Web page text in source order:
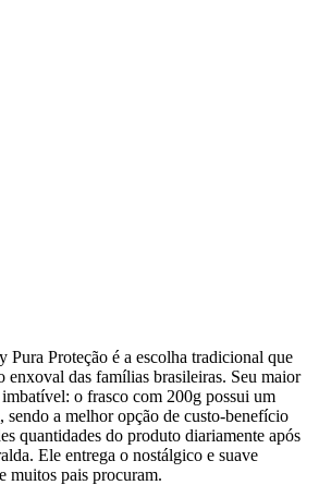
Pura Proteção é a escolha tradicional que
enxoval das famílias brasileiras. Seu maior
o frasco com 200g possui um
sendo a melhor opção de custo-benefício
quantidades do produto diariamente após
Ele entrega o nostálgico e suave
muitos pais procuram.